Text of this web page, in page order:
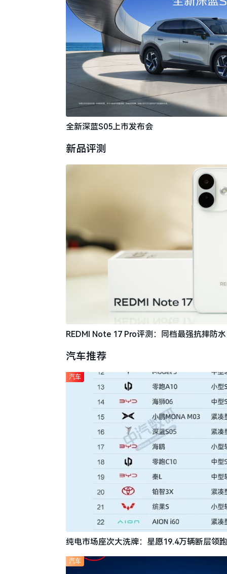
全新深蓝S05上市发布会
新品评测
REDMI Note 17 Pro评测：同档最强抗摔防
汽车推荐
纯电市场座次大洗牌：星愿19.4万辆断层领
汽车
汽车